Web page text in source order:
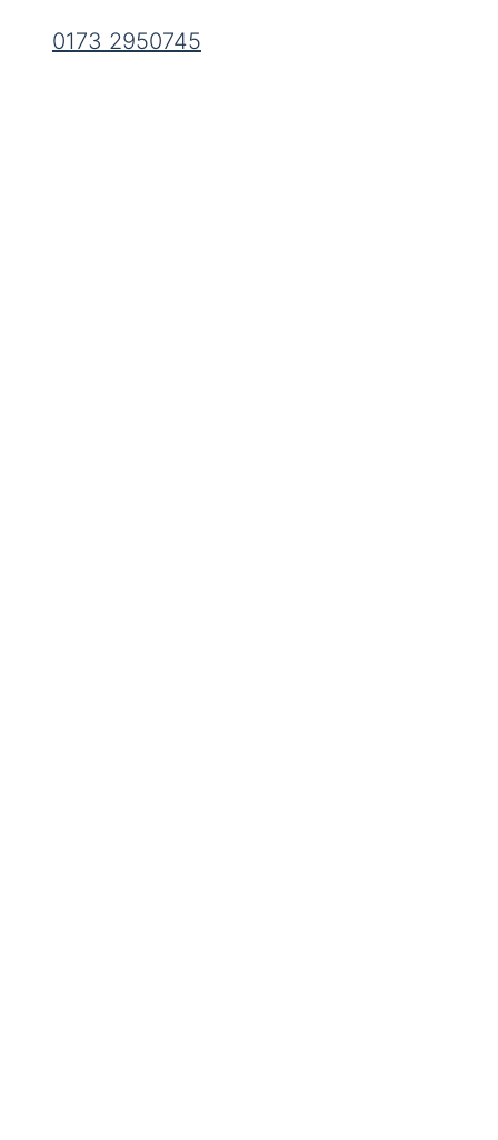
0173 2950745